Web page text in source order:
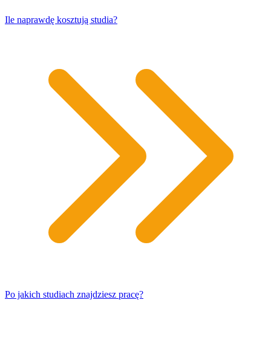
​Ile naprawdę kosztują studia?
Po jakich studiach znajdziesz pracę?